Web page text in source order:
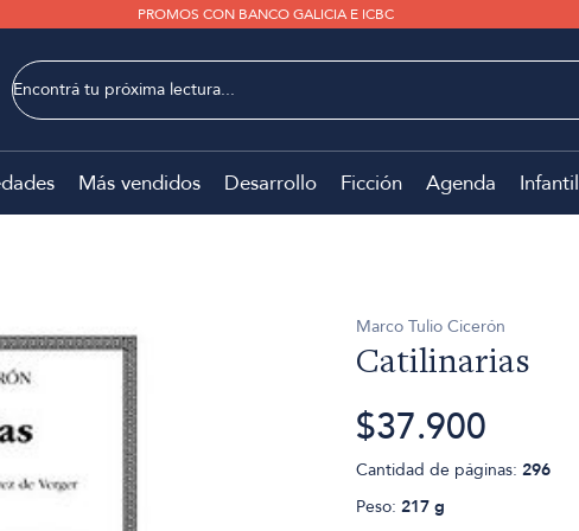
PROMOS CON BANCO GALICIA E ICBC
Más vendidos Desarrollo Ficción Agenda Infantil
Marco Tulio Cicerón
Catilinarias
$37.900
Cantidad de páginas: 296
Peso: 217 g